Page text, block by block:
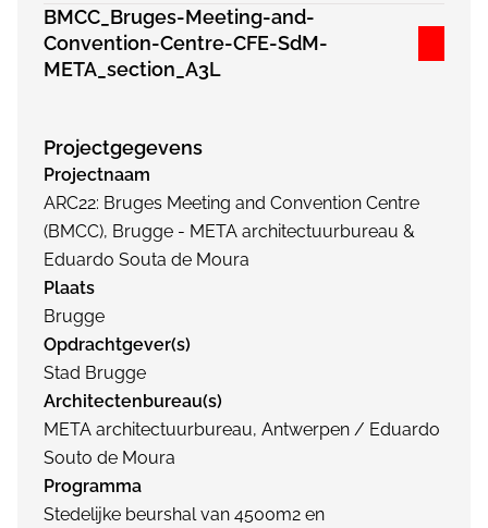
BMCC_Bruges-Meeting-and-
Convention-Centre-CFE-SdM-
META_section_A3L
Projectgegevens
Projectnaam
ARC22: Bruges Meeting and Convention Centre
(BMCC), Brugge - META architectuurbureau &
Eduardo Souta de Moura
Plaats
Brugge
Opdrachtgever(s)
Stad Brugge
Architectenbureau(s)
META architectuurbureau, Antwerpen / Eduardo
Souto de Moura
Programma
Stedelijke beurshal van 4500m2 en